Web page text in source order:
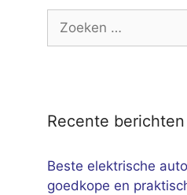
Zoek
Recente berichten
Beste elektrische
goedkope en